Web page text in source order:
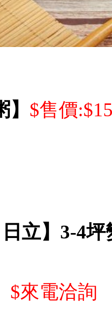
$售價
立】3-4
$來電洽詢